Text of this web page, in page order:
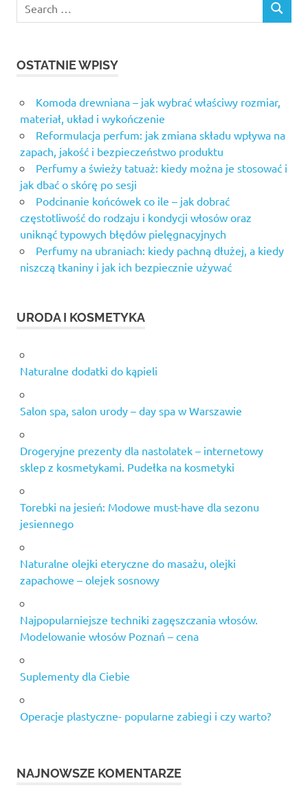
OSTATNIE WPISY
Komoda drewniana – jak wybrać właściwy rozmiar,
materiał, układ i wykończenie
Reformulacja perfum: jak zmiana składu wpływa na
zapach, jakość i bezpieczeństwo produktu
Perfumy a świeży tatuaż: kiedy można je stosować i
jak dbać o skórę po sesji
Podcinanie końcówek co ile – jak dobrać
częstotliwość do rodzaju i kondycji włosów oraz
uniknąć typowych błędów pielęgnacyjnych
Perfumy na ubraniach: kiedy pachną dłużej, a kiedy
niszczą tkaniny i jak ich bezpiecznie używać
URODA I KOSMETYKA
Naturalne dodatki do kąpieli
Salon spa, salon urody – day spa w Warszawie
Drogeryjne prezenty dla nastolatek – internetowy
sklep z kosmetykami. Pudełka na kosmetyki
Torebki na jesień: Modowe must-have dla sezonu
jesiennego
Naturalne olejki eteryczne do masażu, olejki
zapachowe – olejek sosnowy
Najpopularniejsze techniki zagęszczania włosów.
Modelowanie włosów Poznań – cena
Suplementy dla Ciebie
Operacje plastyczne- popularne zabiegi i czy warto?
NAJNOWSZE KOMENTARZE